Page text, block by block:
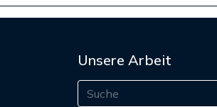
Unsere Arbeit